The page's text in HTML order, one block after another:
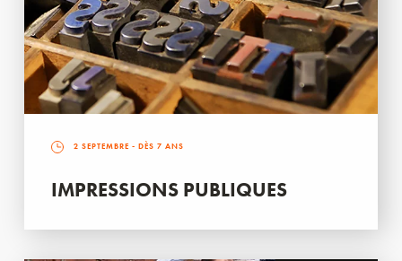
2 SEPTEMBRE - DÈS 7 ANS
IMPRESSIONS PUBLIQUES